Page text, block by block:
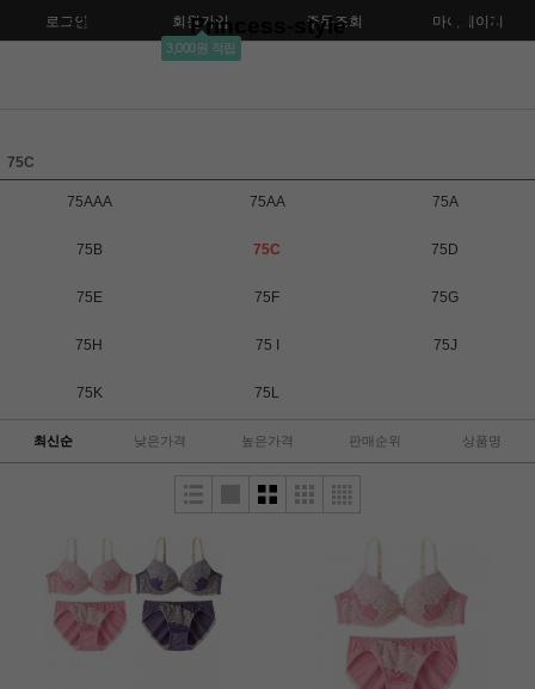
로그인 회원가입
3,000원 적립
주문조회 마이페이지
Princess-style
75C
75AAA 75AA 75A
75B 75C 75D
75E 75F 75G
75H 75 I 75J
75K 75L
최신순 낮은가격 높은가격 판매순위 상품명